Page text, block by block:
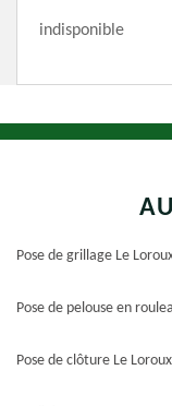
indisponible
Pose de grillage Le
Pose de pelouse en
Pose de clôture Le Loroux